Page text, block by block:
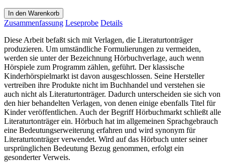
In den Warenkorb
Zusammenfassung Leseprobe Details
Diese Arbeit befaßt sich mit Verlagen, die Literaturtonträger
produzieren. Um umständliche Formulierungen zu vermeiden,
werden sie unter der Bezeichnung Hörbuchverlage, auch wenn
Hörspiele zum Programm zählen, geführt. Der klassische
Kinderhörspielmarkt ist davon ausgeschlossen. Seine Hersteller
vertreiben ihre Produkte nicht im Buchhandel und verstehen sie
auch nicht als Literaturtonträger. Dadurch unterscheiden sie sich von
den hier behandelten Verlagen, von denen einige ebenfalls Titel für
Kinder veröffentlichen. Auch der Begriff Hörbuchmarkt schließt alle
Literaturtonträger ein. Hörbuch hat im allgemeinen Sprachgebrauch
eine Bedeutungserweiterung erfahren und wird synonym für
Literaturtonträger verwendet. Wird auf das Hörbuch unter seiner
ursprünglichen Bedeutung Bezug genommen, erfolgt ein
gesonderter Verweis.